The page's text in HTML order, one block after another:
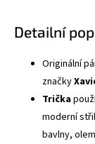
Detailní
Originální
značky
Trička
moderní
bavlny,